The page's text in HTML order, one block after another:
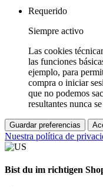
Requerido
Siempre activo
Las cookies
las funciones
ejemplo, para
compra o iniciar
que no podemos
resultantes nunca
Guardar preferencias
Nuestra política de
Bist du im richtigen